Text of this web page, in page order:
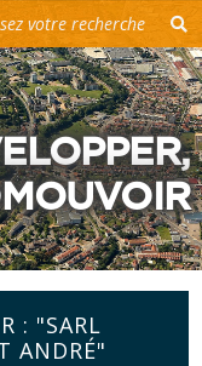
: "SARL
ANDRÉ"